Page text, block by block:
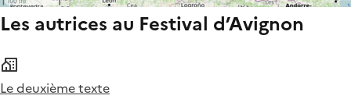
Les autrices au Festival d’Avignon
Le deuxième texte